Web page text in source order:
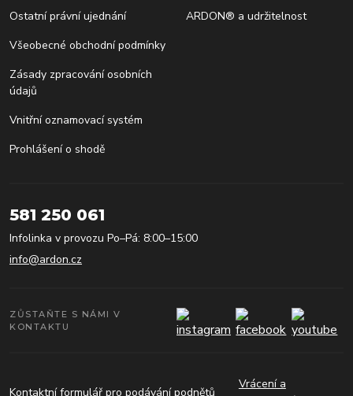
Ostatní právní ujednání
Všeobecné obchodní podmínky
Zásady zpracování osobních
údajů
Vnitřní oznamovací systém
Prohlášení o shodě
ARDON® a udržitelnost
581 250 061
Infolinka v provozu Po–Pá: 8:00–15:00
info@ardon.cz
ZŮSTAŇTE S NÁMI V
KONTAKTU
Kontaktní formulář pro podávání podnětů
Vrácení a